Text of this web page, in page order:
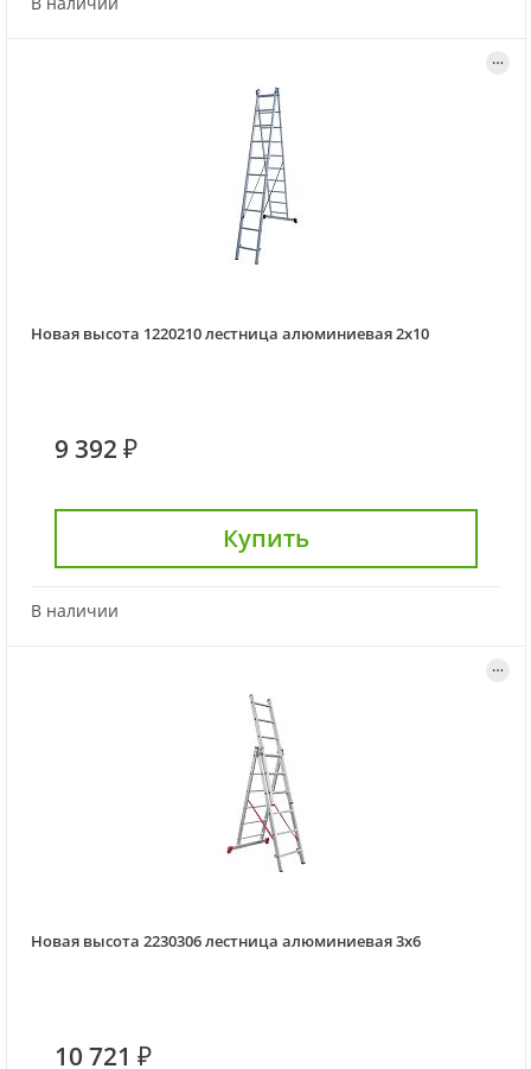
Новая высота 1220210 лестница алюминиевая 2х10
9 392 ₽
Купить
В наличии
Новая высота 2230306 лестница алюминиевая 3х6
10 721 ₽